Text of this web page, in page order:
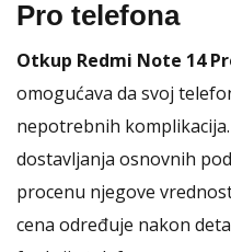
Pro telefona
Otkup Redmi Note 14
omogućava da svoj
nepotrebnih
dostavljanja osnovnih
procenu njegove
cena određuje nakon